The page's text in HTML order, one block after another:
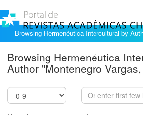
Browsing Hermenéutica Intercultural by
Browsing Hermenéutica
Author "Montenegro